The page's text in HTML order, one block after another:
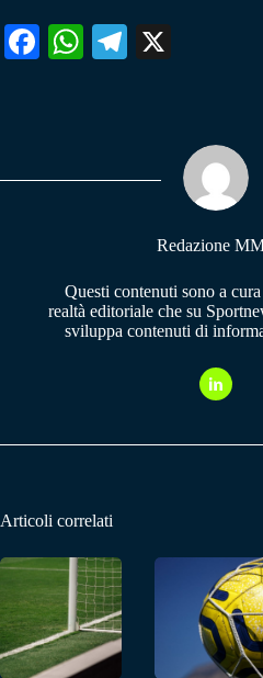
Fa W
pp
Te
m
Redazione
Questi contenuti sono a
realtà editoriale che su
sviluppa contenuti di
Articoli correlati